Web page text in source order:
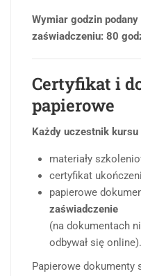
Wymiar godzin
zaświadczeniu: 80
Certyfikat i
papierowe
Każdy uczestnik
materiały
certyfikat
papierowe
zaświadczenie
(na dokumentach
odbywał się online).
Papierowe dokumenty